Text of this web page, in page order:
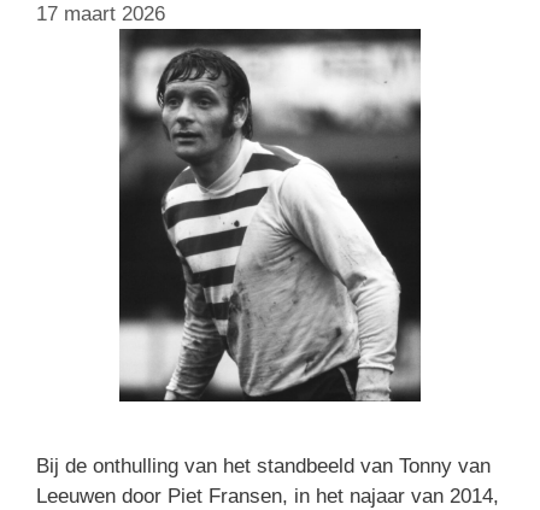
17 maart 2026
Bij de onthulling van het standbeeld van Tonny van
Leeuwen door Piet Fransen, in het najaar van 2014,